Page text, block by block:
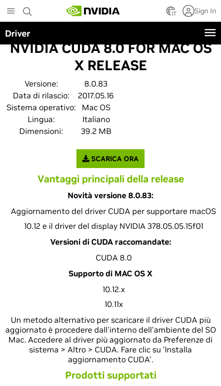
to
main
content
IT Sign In
Driver
NVIDIA CUDA 8.0 FOR MAC OS
X RELEASE
Versione:
8.0.83
Data di rilascio:
2017.05.16
Sistema operativo:
Mac OS
Lingua:
Italiano
Dimensioni:
39.2 MB
SCARICA ORA
Vantaggi principali della release
Novità versione 8.0.83:
Aggiornamento del driver CUDA per supportare macOS
10.12 e il driver del display NVIDIA 378.05.05.15f01
Versioni di CUDA raccomandate:
CUDA 8.0
Supporto di MAC OS X
10.12.x
10.11x
Un metodo alternativo per scaricare il driver CUDA più
aggiornato è procedere dall'interno dell'ambiente del SO
Mac. Accedere al driver più aggiornato da Preferenze di
sistema > Altro > CUDA. Fare clic su 'Installa
aggiornamento CUDA'.
Prodotti supportati